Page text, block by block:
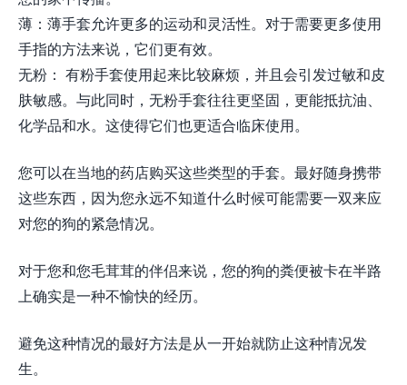
薄：薄手套允许更多的运动和灵活性。对于需要更多使用
手指的方法来说，它们更有效。
无粉： 有粉手套使用起来比较麻烦，并且会引发过敏和皮
肤敏感。与此同时，无粉手套往往更坚固，更能抵抗油、
化学品和水。这使得它们也更适合临床使用。
您可以在当地的药店购买这些类型的手套。最好随身携带
这些东西，因为您永远不知道什么时候可能需要一双来应
对您的狗的紧急情况。
对于您和您毛茸茸的伴侣来说，您的狗的粪便被卡在半路
上确实是一种不愉快的经历。
避免这种情况的最好方法是从一开始就防止这种情况发
生。